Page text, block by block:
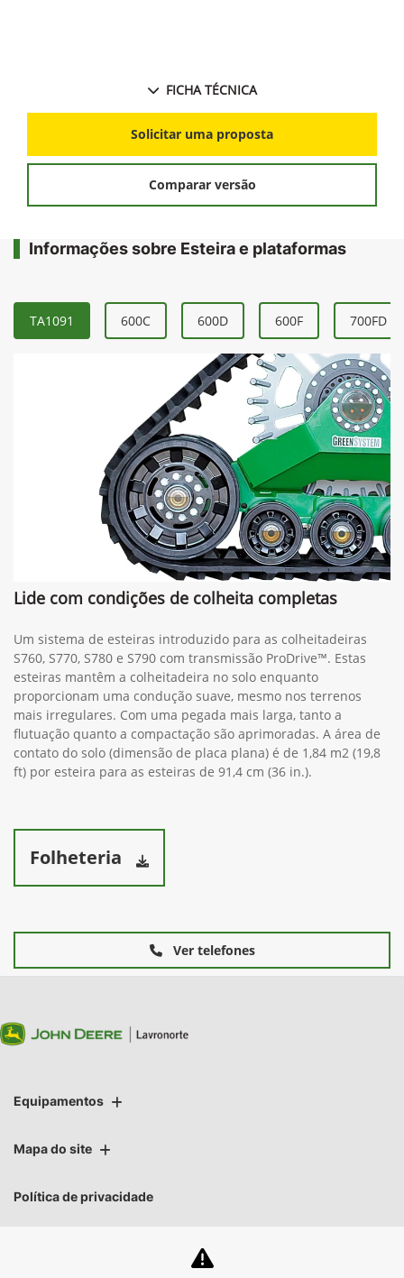
FICHA TÉCNICA
Solicitar uma proposta
Comparar versão
Informações sobre Esteira e plataformas
TA1091 600C 600D 600F 700FD
Lide com condições de colheita completas
Um sistema de esteiras introduzido para as colheitadeiras
S760, S770, S780 e S790 com transmissão ProDrive™. Estas
esteiras mantêm a colheitadeira no solo enquanto
proporcionam uma condução suave, mesmo nos terrenos
mais irregulares. Com uma pegada mais larga, tanto a
flutuação quanto a compactação são aprimoradas. A área de
contato do solo (dimensão de placa plana) é de 1,84 m2 (19,8
ft) por esteira para as esteiras de 91,4 cm (36 in.).
Folheteria
Ver telefones
Equipamentos
Mapa do site
Política de privacidade